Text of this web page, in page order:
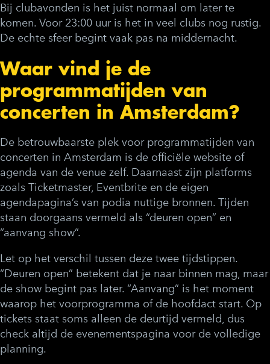
Bij clubavonden is het juist normaal om later te
komen. Voor 23:00 uur is het in veel clubs nog rustig.
De echte sfeer begint vaak pas na middernacht.
Waar vind je de
programmatijden van
concerten in Amsterdam?
De betrouwbaarste plek voor programmatijden van
concerten in Amsterdam is de officiële website of
agenda van de venue zelf. Daarnaast zijn platforms
zoals Ticketmaster, Eventbrite en de eigen
agendapagina’s van podia nuttige bronnen. Tijden
staan doorgaans vermeld als “deuren open” en
“aanvang show”.
Let op het verschil tussen deze twee tijdstippen.
“Deuren open” betekent dat je naar binnen mag, maar
de show begint pas later. “Aanvang” is het moment
waarop het voorprogramma of de hoofdact start. Op
tickets staat soms alleen de deurtijd vermeld, dus
check altijd de evenementspagina voor de volledige
planning.